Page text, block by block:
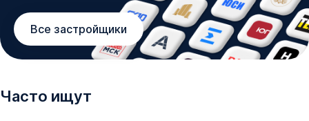
Все застройщики
Часто ищут